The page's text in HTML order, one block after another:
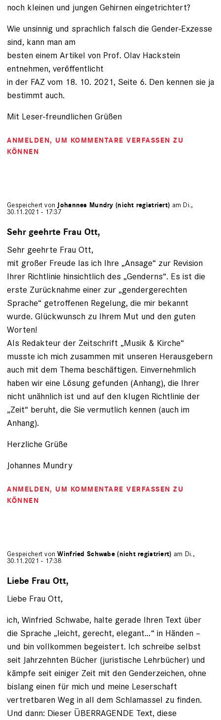
noch kleinen und jungen Gehirnen eingetrichtert?
Wie unsinnig und sprachlich falsch die Gender-Exzesse
sind, kann man am
besten einem Artikel von Prof. Olav Hackstein
entnehmen, veröffentlicht
in der FAZ vom 18. 10. 2021, Seite 6. Den kennen sie ja
bestimmt auch.
Mit Leser-freundlichen Grüßen
ANMELDEN, UM KOMMENTARE VERFASSEN ZU
KÖNNEN
Gespeichert von Johannes Mundry (nicht registriert) am Di.,
30.11.2021 - 17:37
Sehr geehrte Frau Ott,
Sehr geehrte Frau Ott,
mit großer Freude las ich Ihre „Ansage“ zur Revision
Ihrer Richtlinie hinsichtlich des „Genderns“. Es ist die
erste Zurücknahme einer zur „gendergerechten
Sprache“ getroffenen Regelung, die mir bekannt
wurde. Glückwunsch zu Ihrem Mut und den guten
Worten!
Als Redakteur der Zeitschrift „Musik & Kirche“
musste ich mich zusammen mit unseren Herausgebern
auch mit dem Thema beschäftigen. Einvernehmlich
haben wir eine Lösung gefunden (Anhang), die Ihrer
nicht unähnlich ist und auf den klugen Richtlinie der
„Zeit“ beruht, die Sie vermutlich kennen (auch im
Anhang).
Herzliche Grüße
Johannes Mundry
ANMELDEN, UM KOMMENTARE VERFASSEN ZU
KÖNNEN
Gespeichert vonWinfried Schwabe (nicht registriert) am Di.,
30.11.2021 - 17:38
Liebe Frau Ott,
Liebe Frau Ott,
ich, Winfried Schwabe, halte gerade Ihren Text über
die Sprache „leicht, gerecht, elegant…“ in Händen –
und bin vollkommen begeistert. Ich schreibe selbst
seit Jahrzehnten Bücher (juristische Lehrbücher) und
kämpfe seit einiger Zeit mit den Genderzeichen, ohne
bislang einen für mich und meine Leserschaft
vertretbaren Weg in all dem Schlamassel zu finden.
Und dann: Dieser ÜBERRAGENDE Text, diese